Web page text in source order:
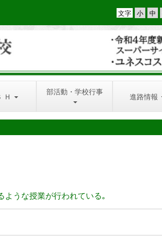
文字
Ｈ 部活動・学校行事 進路情報
うな授業が行われている｡